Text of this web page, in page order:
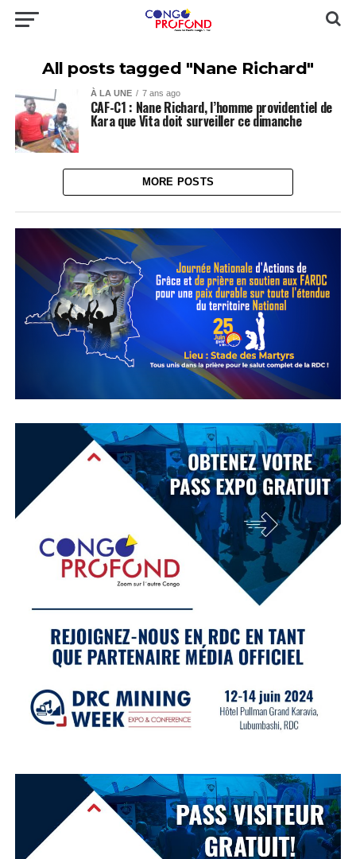
All posts tagged "Nane Richard"
À LA UNE 7 ans ago
CAF-C1 : Nane Richard, l’homme providentiel de
Kara que Vita doit surveiller ce dimanche
MORE POSTS